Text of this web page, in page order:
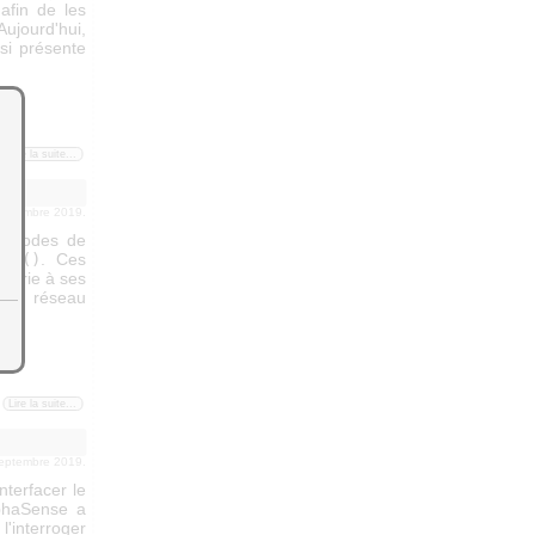
de les
présente
Lire la suite...
2019.
de
. Ces
à ses
réseau
Lire la suite...
2019.
le
a